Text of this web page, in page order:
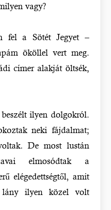
vagy?
fel a Sötét Jegyet –
ököllel vert meg.
címer alakját öltsék,
ilyen dolgokról.
neki fájdalmat;
De most lustán
elmosódtak a
elégedettségtől, amit
ilyen közel volt